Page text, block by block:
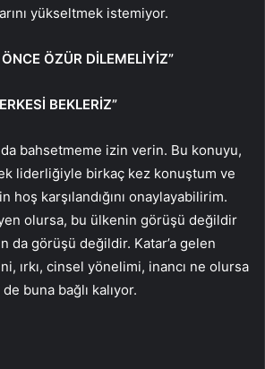
yükseltmek istemiyor.
ÖZÜR DİLEMELİYİZ”
BEKLERİZ”
bahsetmeme izin verin. Bu konuyu,
liderliğiyle birkaç kez konuştum ve
hoş karşılandığını onaylayabilirim.
olursa, bu ülkenin görüşü değildir
da görüşü değildir. Katar’a gelen
ırkı, cinsel yönelimi, inancı ne olursa
buna bağlı kalıyor.